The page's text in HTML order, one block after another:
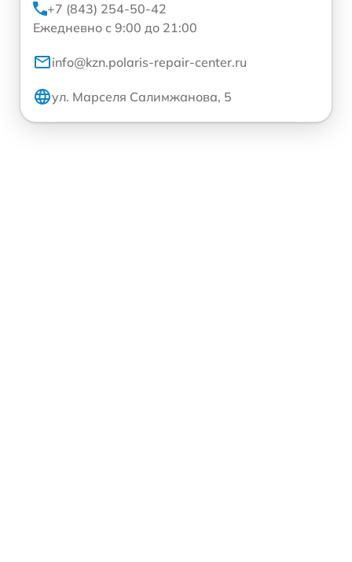
+7 (843) 254-50-42
Ежедневно с 9:00 до 21:00
info@kzn.polaris-repair-center.ru
ул. Марселя Салимжанова, 5